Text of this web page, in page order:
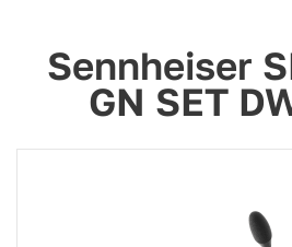
Sennheiser
GN SET